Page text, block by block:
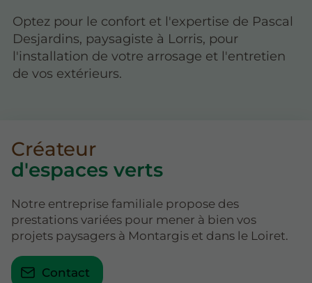
Optez pour le confort et l'expertise de Pascal
Desjardins, paysagiste à Lorris, pour
l'installation de votre arrosage et l'entretien
de vos extérieurs.
Créateur
d'espaces verts
Notre entreprise familiale propose des
prestations variées pour mener à bien vos
projets paysagers à Montargis et dans le Loiret.
Contact